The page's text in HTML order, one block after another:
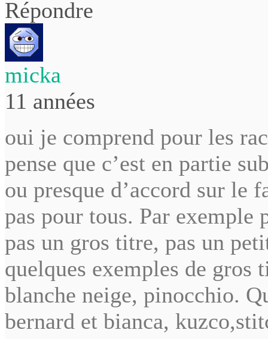
Répondre
micka
11 années
oui je comprend pour les
pense que c’est en partie
ou presque d’accord sur le
pas pour tous. Par exemple
pas un gros titre, pas un
quelques exemples de
blanche neige, pinocchio.
bernard et bianca,